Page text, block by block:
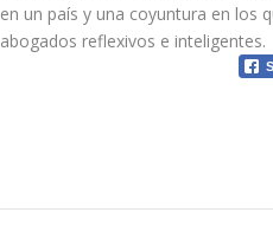
en un país y una coyuntura en los
abogados reflexivos e inteligentes.